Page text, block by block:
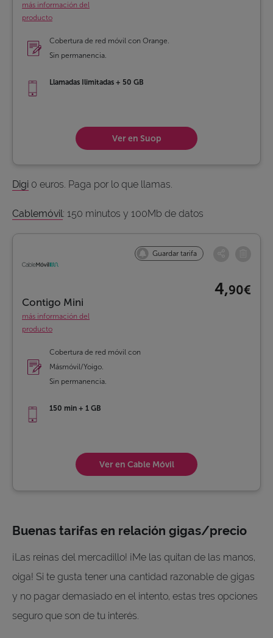
más información del
producto
Ver en Suop
Cobertura de red móvil con Orange.
Sin permanencia.
Llamadas Ilimitadas + 50 GB
Digi 0 euros. Paga por lo que llamas.
Cablemóvil: 150 minutos y 100Mb de datos
Guardar tarifa
Contigo Mini
más información del
producto
4,90€
Ver en Cable Móvil
Cobertura de red móvil con
Másmóvil/Yoigo.
Sin permanencia.
150 min + 1 GB
Buenas tarifas en relación gigas/precio
¡Las reinas del mercadillo! ¡Me las quitan de las manos,
oiga! Si te gusta tener una cantidad razonable de gigas
y no pagar demasiado en el intento, estas tres opciones
seguro que son de tu interés.